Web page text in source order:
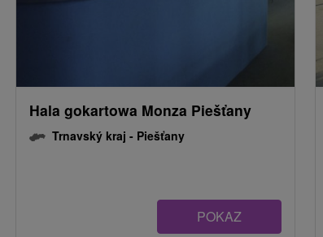
Hala gokartowa Monza Piešťany
Trnavský kraj - Piešťany
POKAZ